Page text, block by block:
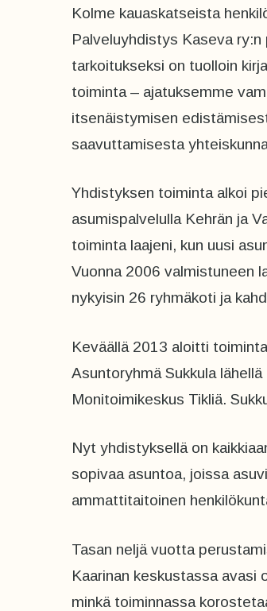
Kolme kauaskatseista
Palveluyhdistys Kaseva
tarkoitukseksi on tuolloin
toiminta – ajatuksemme
itsenäistymisen
saavuttamisesta
Yhdistyksen toiminta alkoi
asumispalvelulla Kehrän ja
toiminta laajeni, kun uusi
Vuonna 2006 valmistuneen
nykyisin 26 ryhmäkoti ja
Keväällä 2013 aloitti
Asuntoryhmä Sukkula
Monitoimikeskus Tikliä.
Nyt yhdistyksellä on
sopivaa asuntoa, joissa
ammattitaitoinen
Tasan neljä vuotta
Kaarinan keskustassa avasi
minkä toiminnassa